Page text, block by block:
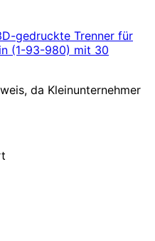
gedruckte Trenner für
(1-93-980) mit 30
da Kleinunternehmer